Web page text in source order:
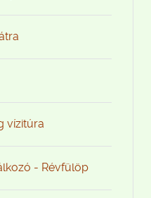
vízitúra
- Révfülöp